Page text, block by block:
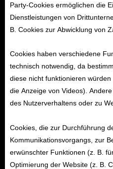
Party-Cookies ermöglichen die
Dienstleistungen von
B. Cookies zur Abwicklung von
Cookies haben verschiedene
technisch notwendig, da
diese nicht funktionieren
die Anzeige von Videos).
des Nutzerverhaltens oder zu
Cookies, die zur Durchführung
Kommunikationsvorgangs, zur
erwünschter Funktionen (z. B.
Optimierung der Website (z. B.